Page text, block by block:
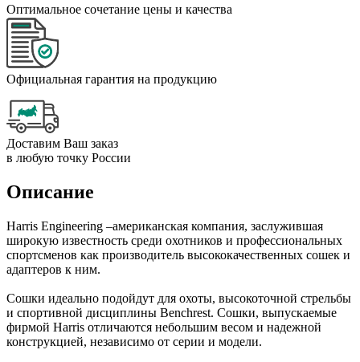
Оптимальное сочетание цены и качества
Официальная гарантия на продукцию
Доставим Ваш заказ
в любую точку России
Описание
Harris Engineering –американская компания, заслужившая
широкую известность среди охотников и профессиональных
спортсменов как производитель высококачественных сошек и
адаптеров к ним.
Сошки идеально подойдут для охоты, высокоточной стрельбы
и спортивной дисциплины Benchrest. Сошки, выпускаемые
фирмой Harris отличаются небольшим весом и надежной
конструкцией, независимо от серии и модели.